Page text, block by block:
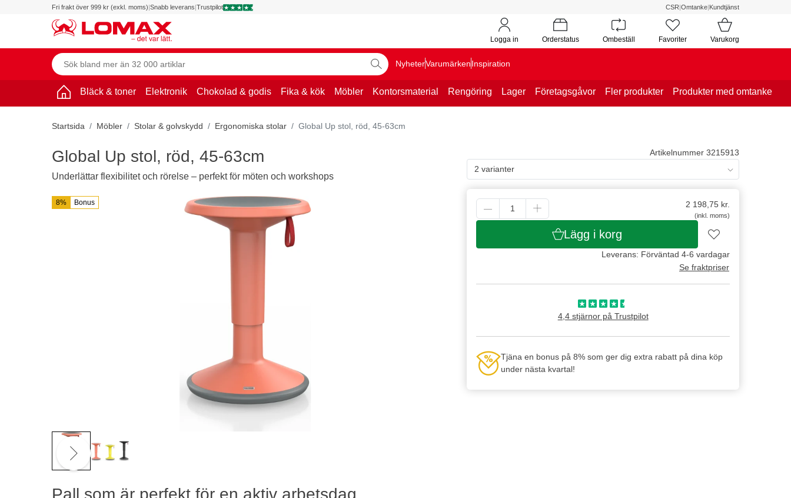
Fri frakt över 999 kr (exkl. moms)|Snabb leverans|Trustpilot CSR|Omtanke|Kundtjänst
Logga in Orderstatus Ombeställ Favoriter Varukorg
NyheterVarumärkenInspiration
Bläck & toner Elektronik Chokolad & godis Fika & kök Möbler Kontorsmaterial Rengöring Lager Företagsgåvor Fler produkter Produkter med omtanke
Startsida Möbler Stolar & golvskydd Ergonomiska stolar Global Up stol, röd, 45-63cm
8% Bonus
Pall som är perfekt för en aktiv arbetsdag
Artikelnummer 3215913
2 varianter
2 198,75kr.
(inkl. moms)
Lägg i korg
Leverans: Förväntad 4-6 vardagar
Se fraktpriser
4,4 stjärnor på Trustpilot
Tjäna en bonus på 8% som ger dig extra rabatt på dina köp
under nästa kvartal!
Global Up stol, röd, 45-63cm
Underlättar flexibilitet och rörelse – perfekt för möten och workshops